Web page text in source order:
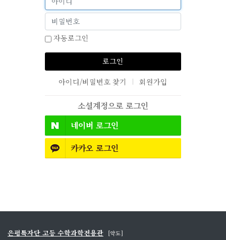
자동로그인
로그인
아이디/비밀번호 찾기 회원가입
소셜계정으로 로그인
네이버 로그인
카카오 로그인
은평특자단 고등 수학과학전용관
[약도]